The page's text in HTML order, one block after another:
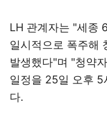
LH 관계자는 "세종
일시적으로 폭주해
발생했다"며 "청약
일정을 25일 오후 5
다.